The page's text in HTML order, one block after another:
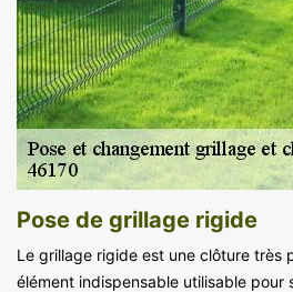
Pose de grillage rigide
Le grillage rigide est une clôture très
élément indispensable utilisable pour